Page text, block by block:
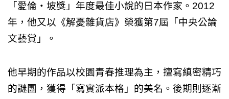
「愛倫‧坡獎」年度最佳小說的日本作家。 2012
年，他又以《解憂雜貨店》榮獲第7屆「中央公論
文藝賞」。
他早期的作品以校園青春推理為主，擅寫縝密精巧
的謎團，獲得「寫實派本格」的美名。後期則逐漸